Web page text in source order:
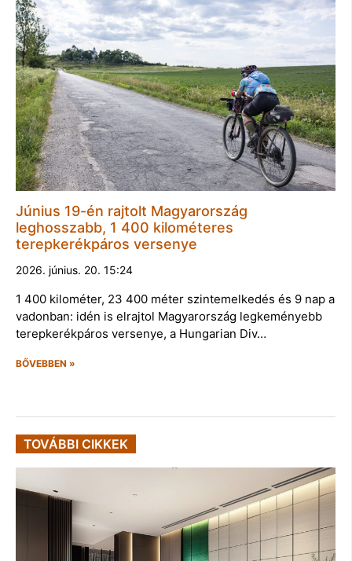
Június 19-én rajtolt Magyarország
leghosszabb, 1 400 kilométeres
terepkerékpáros versenye
2026. június. 20. 15:24
1 400 kilométer, 23 400 méter szintemelkedés és 9 nap a
vadonban: idén is elrajtol Magyarország legkeményebb
terepkerékpáros versenye, a Hungarian Div…
BŐVEBBEN »
TOVÁBBI CIKKEK